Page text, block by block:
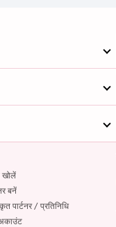
खोलें
बनें
पार्टनर / प्रतिनिधि